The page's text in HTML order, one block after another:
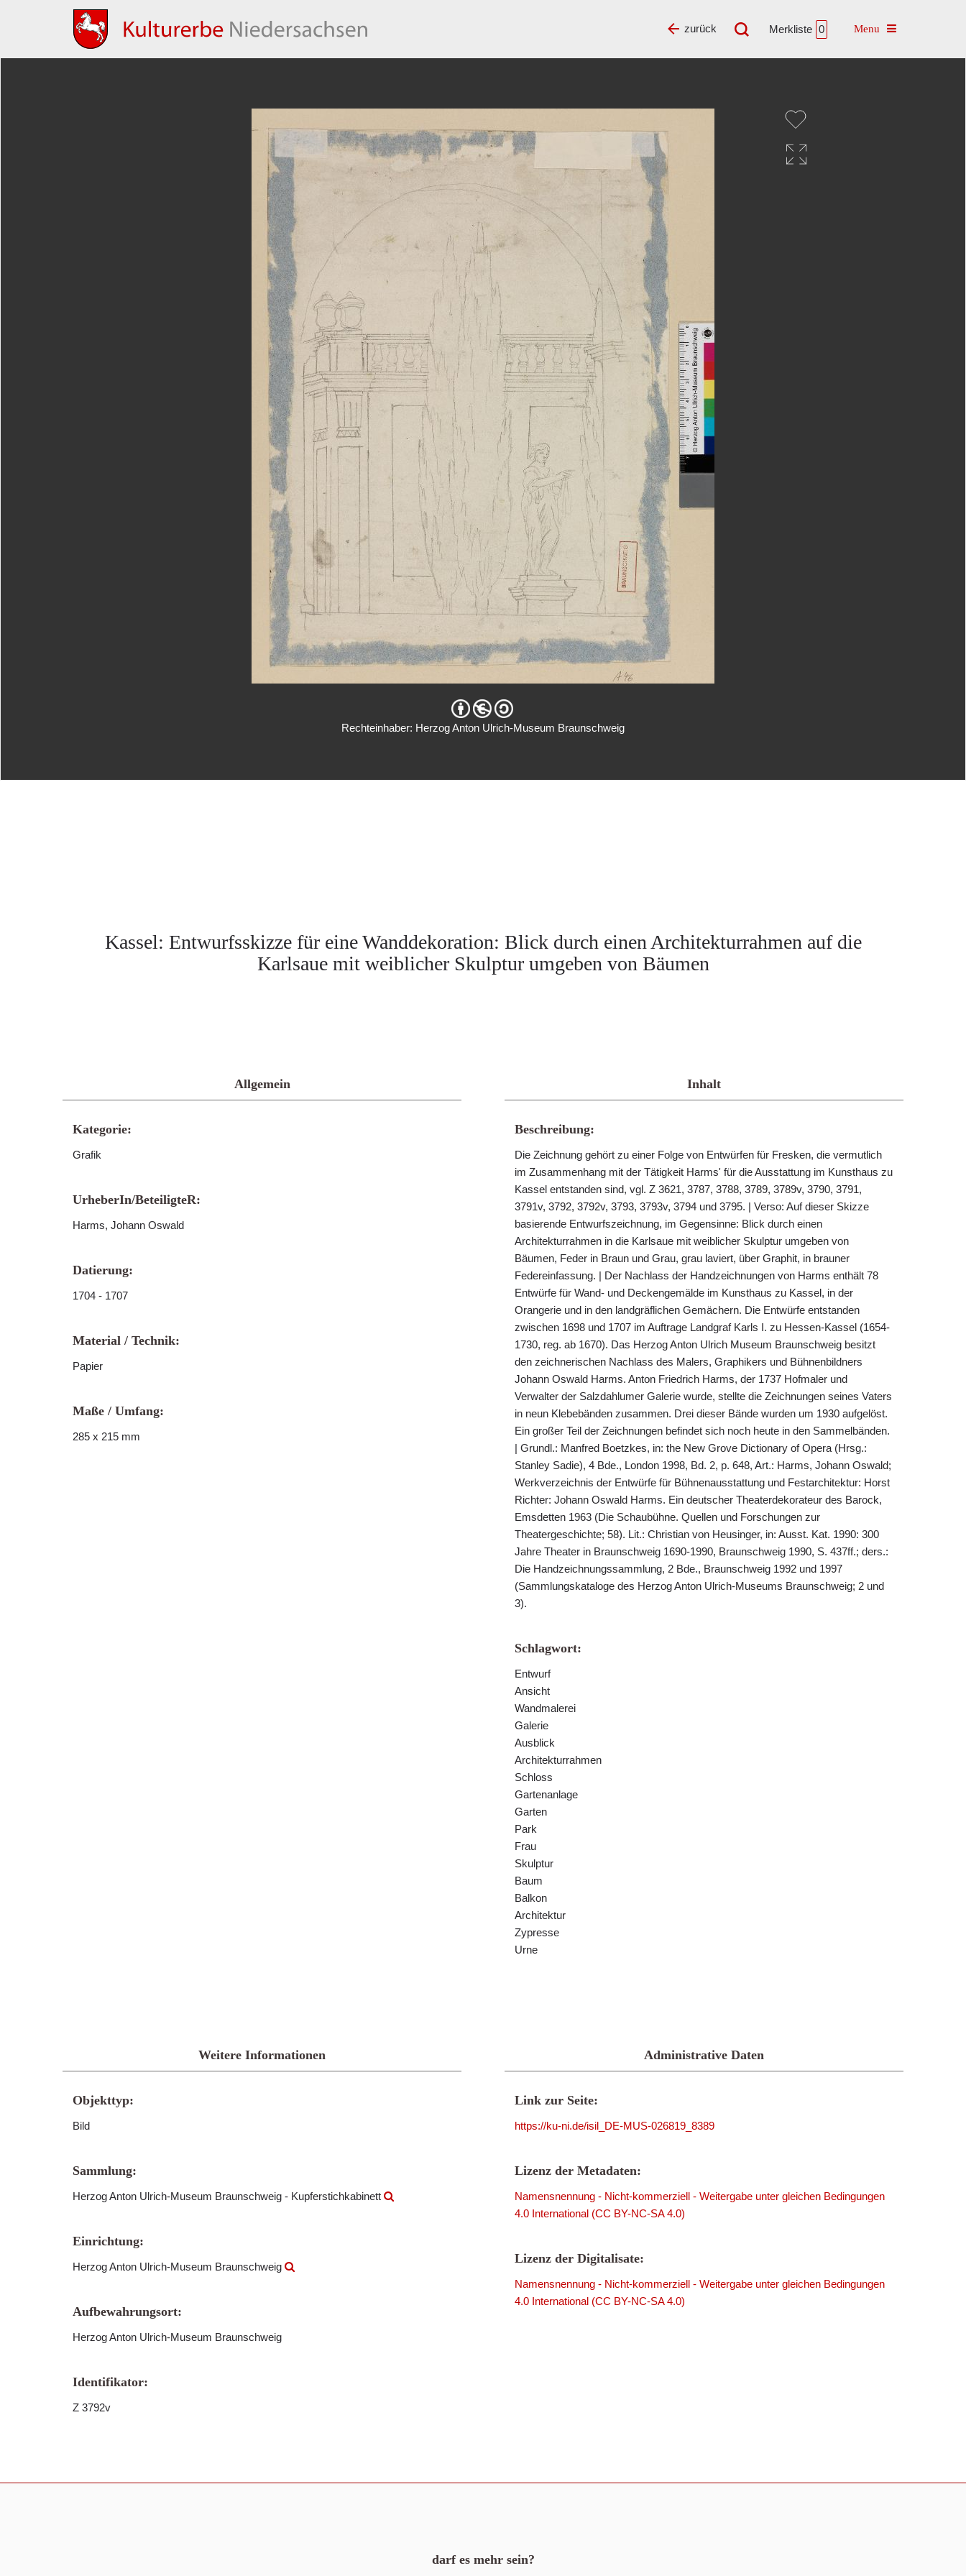
Merkliste 0 Toggle navigation
zurück
Rechteinhaber: Herzog Anton Ulrich-Museum Braunschweig
Kassel: Entwurfsskizze für eine Wanddekoration: Blick durch einen Architekturrahmen auf die
Karlsaue mit weiblicher Skulptur umgeben von Bäumen
Allgemein
Kategorie:
Grafik
UrheberIn/BeteiligteR:
Harms, Johann Oswald
Datierung:
1704 - 1707
Material / Technik:
Papier
Maße / Umfang:
285 x 215 mm
Inhalt
Beschreibung:
Die Zeichnung gehört zu einer Folge von Entwürfen für Fresken, die vermutlich
im Zusammenhang mit der Tätigkeit Harms' für die Ausstattung im Kunsthaus zu
Kassel entstanden sind, vgl. Z 3621, 3787, 3788, 3789, 3789v, 3790, 3791,
3791v, 3792, 3792v, 3793, 3793v, 3794 und 3795. | Verso: Auf dieser Skizze
basierende Entwurfszeichnung, im Gegensinne: Blick durch einen
Architekturrahmen in die Karlsaue mit weiblicher Skulptur umgeben von
Bäumen, Feder in Braun und Grau, grau laviert, über Graphit, in brauner
Federeinfassung. | Der Nachlass der Handzeichnungen von Harms enthält 78
Entwürfe für Wand- und Deckengemälde im Kunsthaus zu Kassel, in der
Orangerie und in den landgräflichen Gemächern. Die Entwürfe entstanden
zwischen 1698 und 1707 im Auftrage Landgraf Karls I. zu Hessen-Kassel (1654-
1730, reg. ab 1670). Das Herzog Anton Ulrich Museum Braunschweig besitzt
den zeichnerischen Nachlass des Malers, Graphikers und Bühnenbildners
Johann Oswald Harms. Anton Friedrich Harms, der 1737 Hofmaler und
Verwalter der Salzdahlumer Galerie wurde, stellte die Zeichnungen seines Vaters
in neun Klebebänden zusammen. Drei dieser Bände wurden um 1930 aufgelöst.
Ein großer Teil der Zeichnungen befindet sich noch heute in den Sammelbänden.
| Grundl.: Manfred Boetzkes, in: the New Grove Dictionary of Opera (Hrsg.:
Stanley Sadie), 4 Bde., London 1998, Bd. 2, p. 648, Art.: Harms, Johann Oswald;
Werkverzeichnis der Entwürfe für Bühnenausstattung und Festarchitektur: Horst
Richter: Johann Oswald Harms. Ein deutscher Theaterdekorateur des Barock,
Emsdetten 1963 (Die Schaubühne. Quellen und Forschungen zur
Theatergeschichte; 58). Lit.: Christian von Heusinger, in: Ausst. Kat. 1990: 300
Jahre Theater in Braunschweig 1690-1990, Braunschweig 1990, S. 437ff.; ders.:
Die Handzeichnungssammlung, 2 Bde., Braunschweig 1992 und 1997
(Sammlungskataloge des Herzog Anton Ulrich-Museums Braunschweig; 2 und
3).
Schlagwort:
Entwurf
Ansicht
Wandmalerei
Galerie
Ausblick
Architekturrahmen
Schloss
Gartenanlage
Garten
Park
Frau
Skulptur
Baum
Balkon
Architektur
Zypresse
Urne
Weitere Informationen
Objekttyp:
Bild
Sammlung:
Herzog Anton Ulrich-Museum Braunschweig - Kupferstichkabinett
Einrichtung:
Herzog Anton Ulrich-Museum Braunschweig
Aufbewahrungsort:
Herzog Anton Ulrich-Museum Braunschweig
Identifikator:
Z 3792v
Administrative Daten
Link zur Seite:
https://ku-ni.de/isil_DE-MUS-026819_8389
Lizenz der Metadaten:
Namensnennung - Nicht-kommerziell - Weitergabe unter gleichen Bedingungen
4.0 International (CC BY-NC-SA 4.0)
Lizenz der Digitalisate:
Namensnennung - Nicht-kommerziell - Weitergabe unter gleichen Bedingungen
4.0 International (CC BY-NC-SA 4.0)
darf es mehr sein?